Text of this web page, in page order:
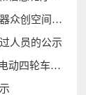
关于组织开展2021年度平顶山市科技企业孵化器众创空间申报工作的通知
人员的公示
《洛阳市人民政府关于加强电动三轮车、低速电动四轮车管理的通告》征求意见